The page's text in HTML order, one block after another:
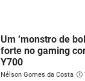
Um ‘monstro de
forte no gaming
Y700
Nélson Gomes da Costa